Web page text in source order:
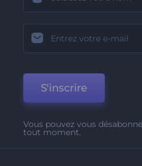
S'inscrire
Vous pouvez vous
tout moment.